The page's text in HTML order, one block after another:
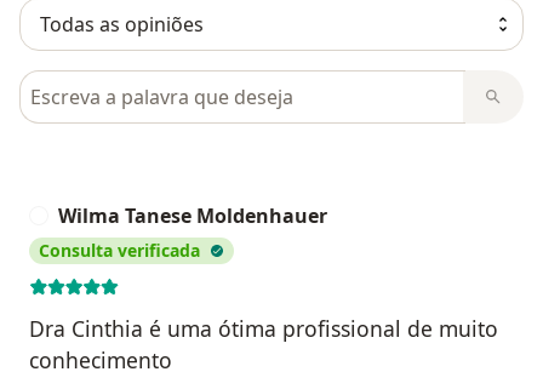
Pesquisar em opiniões
Wilma Tanese Moldenhauer
Consulta verificada
Dra Cinthia é uma ótima profissional de muito
conhecimento